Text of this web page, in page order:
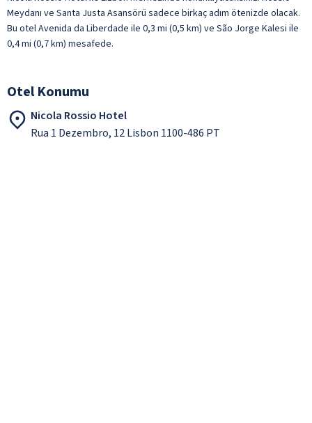
Meydanı ve Santa Justa Asansörü sadece birkaç adım ötenizde olacak.
Bu otel Avenida da Liberdade ile 0,3 mi (0,5 km) ve São Jorge Kalesi ile
0,4 mi (0,7 km) mesafede.
Otel Konumu
Nicola Rossio Hotel
Rua 1 Dezembro, 12 Lisbon 1100-486 PT